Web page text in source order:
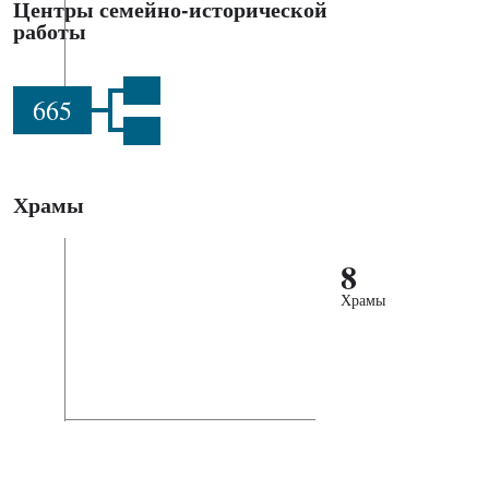
Центры семейно-исторической
работы
665
Храмы
8
Храмы